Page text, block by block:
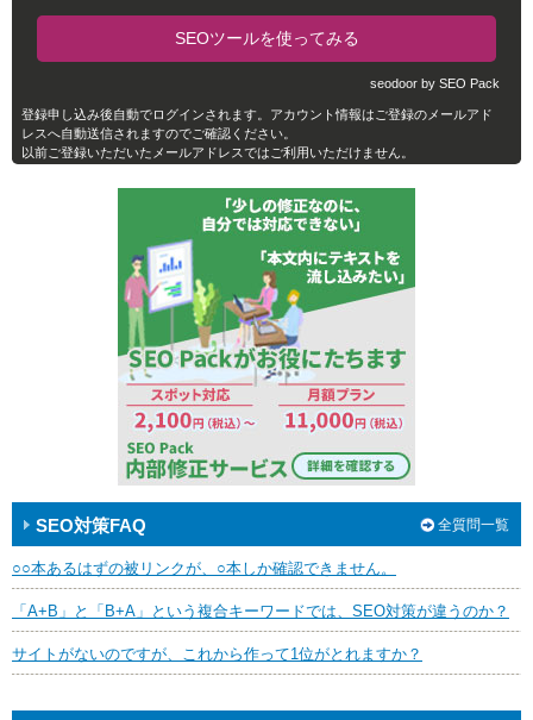
seodoor by SEO Pack
登録申し込み後自動でログインされます。アカウント情報はご登録のメールアド
レスへ自動送信されますのでご確認ください。
以前ご登録いただいたメールアドレスではご利用いただけません。
SEO対策FAQ 全質問一覧
○○本あるはずの被リンクが、○本しか確認できません。
「A+B」と「B+A」という複合キーワードでは、SEO対策が違うのか？
サイトがないのですが、これから作って1位がとれますか？